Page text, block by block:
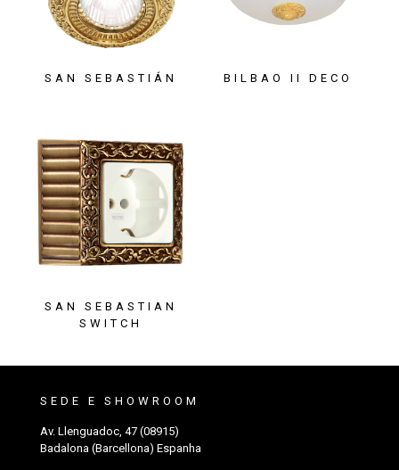
SAN SEBASTIÁN BILBAO II DECO
SAN SEBASTIAN
SWITCH
SEDE E SHOWROOM
Av. Llenguadoc, 47 (08915)
Badalona (Barcellona) Espanha